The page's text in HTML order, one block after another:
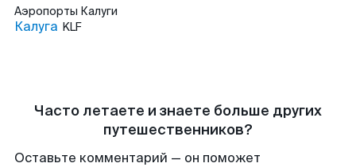
Аэропорты Калуги
Калуга KLF
Часто летаете и знаете больше других
путешественников?
Оставьте комментарий — он поможет